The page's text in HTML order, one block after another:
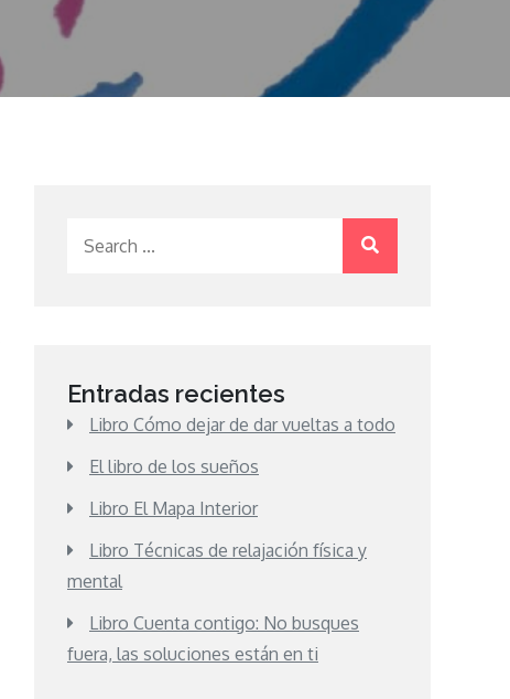
Entradas recientes
Libro Cómo dejar de dar vueltas a todo
El libro de los sueños
Libro El Mapa Interior
Libro Técnicas de relajación física y
mental
Libro Cuenta contigo: No busques
fuera, las soluciones están en ti